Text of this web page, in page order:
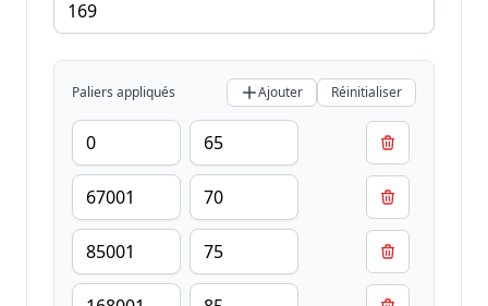
Paliers appliqués Ajouter Réinitialiser